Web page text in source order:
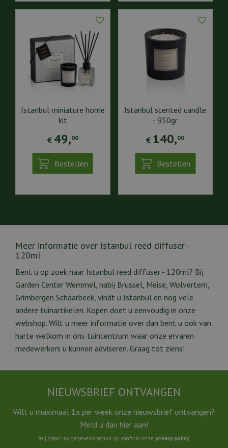
Istanbul miniature home
kit
€ 49,00
Bestellen
Istanbul scented candle
- 950gr
€ 140,00
Bestellen
Meer informatie over Istanbul reed diffuser -
120ml
Bent u op zoek naar Istanbul reed diffuser - 120ml? Bij
Garden Center Wemmel, nabij Brussel, Meise, Wolvertem,
Grimbergen Schaarbeek, vindt u Istanbul en nog vele
andere tuinartikelen. Kopen doet u eenvoudig in onze
webshop. Wilt u meer informatie over dan bent u ook van
harte welkom in ons tuincentrum waar onze ervaren
medewerkers u kunnen adviseren. Graag tot ziens!
NIEUWSBRIEF ONTVANGEN
Wilt u maximaal 1x per week onze nieuwsbrief ontvangen?
Meld u dan hier aan!
Wij slaan uw gegevens secuur op conform onze privacy policy.